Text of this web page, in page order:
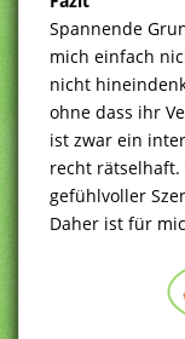
Spannende
mich einfach
nicht
ohne dass ihr
ist zwar ein
recht
gefühlvoller
Daher ist für